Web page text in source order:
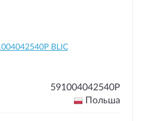
BLIC
591004042540P
Польша